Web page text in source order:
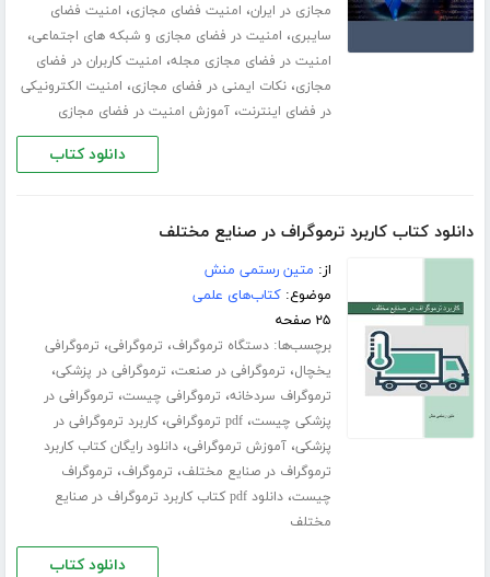
مجازی در ایران، امنیت فضای مجازی، امنیت فضای
سایبری، امنیت در فضای مجازی و شبکه های اجتماعی،
امنیت در فضای مجازی مجله، امنیت کاربران در فضای
مجازی،نکات ایمنی در فضای مجازی، امنیت الکترونیکی
در فضای اینترنت،آموزش امنیت در فضای مجازی
دانلود کتاب
دانلود کتاب کاربرد ترموگراف در صنایع مختلف
از: متین رستمی منش
موضوع:کتاب‌های علمی
۲۵ صفحه
برچسب‌ها:دستگاه ترموگراف، ترموگرافی، ترموگرافی
یخچال، ترموگرافی در صنعت، ترموگرافی در پزشکی،
ترموگراف سردخانه، ترموگرافی چیست، ترموگرافی در
پزشکی چیست،pdf ترموگرافی ،کاربرد ترموگرافی در
پزشکی،آموزش ترموگرافی،دانلود رایگان کتاب کاربرد
ترموگراف در صنایع مختلف، ترموگراف، ترموگراف
چیست،
دانلود pdf کتاب کاربرد ترموگراف در صنایع
مختلف
دانلود کتاب